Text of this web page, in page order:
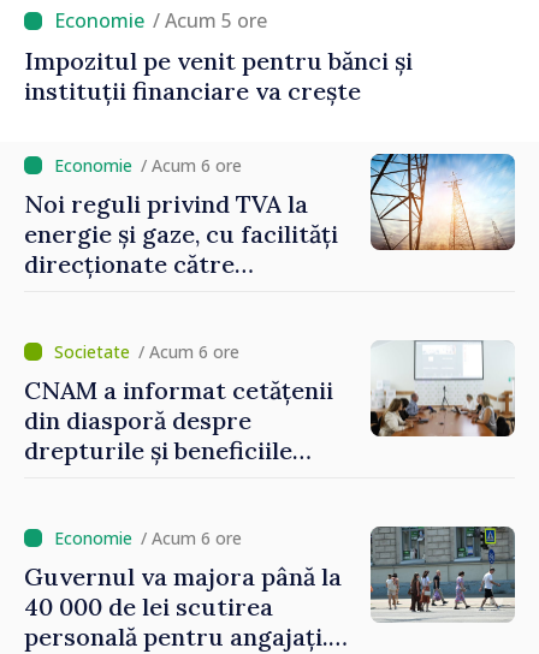
/ Acum 5 ore
Impozitul pe venit pentru bănci și
instituții financiare va crește
/ Acum 6 ore
Noi reguli privind TVA la
energie și gaze, cu facilități
direcționate către
/ Acum 6 ore
CNAM a informat cetățenii
din diasporă despre
drepturile și beneficiile
/ Acum 6 ore
Guvernul va majora până la
40 000 de lei scutirea
personală pentru angajați.